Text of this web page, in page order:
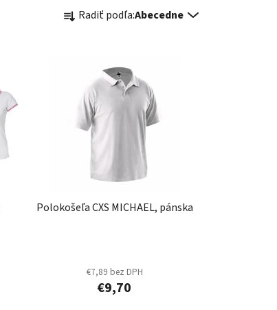
a
u
Radiť podľa:Abecedne
Polokošeľa CXS MICHAEL, pánska
€7,89 bez DPH
€9,70